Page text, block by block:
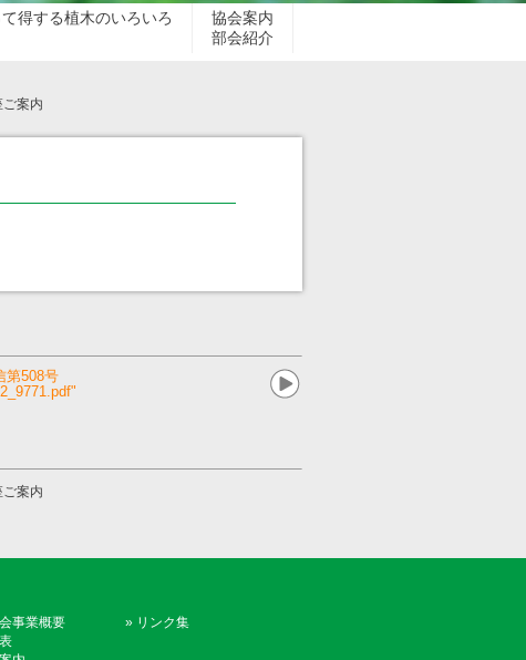
得する植木のいろいろ
協会案内
部会紹介
案内
第508号
案内
事業概要
» リンク集